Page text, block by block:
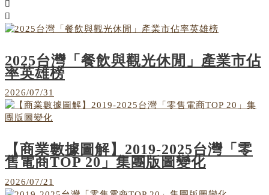
2025台灣「餐飲與觀光休閒」產業市佔
率英雄榜
2026/07/31
【商業數據圖解】2019-2025台灣「零
售電商TOP 20」集團版圖變化
2026/07/21